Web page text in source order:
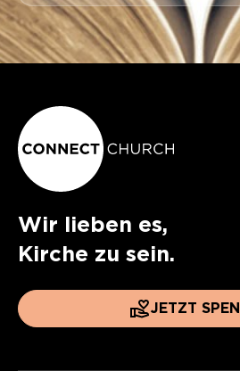
Wir lieben es,
Kirche zu sein.
JETZT